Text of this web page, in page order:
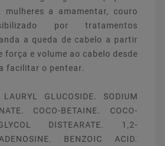
mulheres a amamentar, couro
por tratamentos
a queda de cabelo a partir
força e volume ao cabelo desde
facilitar o pentear.
GLUCOSIDE. SODIUM
COCO-BETAINE. COCO-
DISTEARATE. 1,2-
BENZOIC ACID.